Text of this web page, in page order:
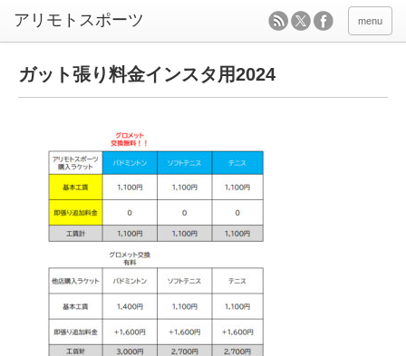
menu
ガット張り料金インスタ用2024